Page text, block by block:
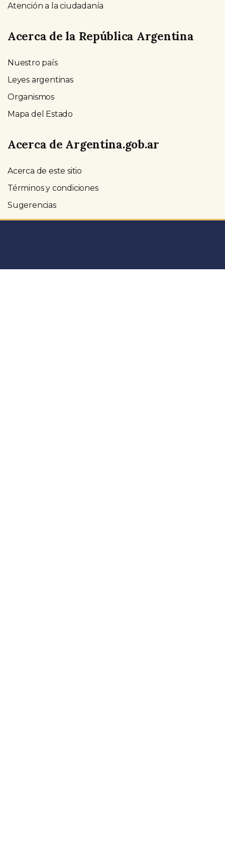
Atención a la ciudadanía
Acerca de la República Argentina
Nuestro país
Leyes argentinas
Organismos
Mapa del Estado
Acerca de Argentina.gob.ar
Acerca de este sitio
Términos y condiciones
Sugerencias